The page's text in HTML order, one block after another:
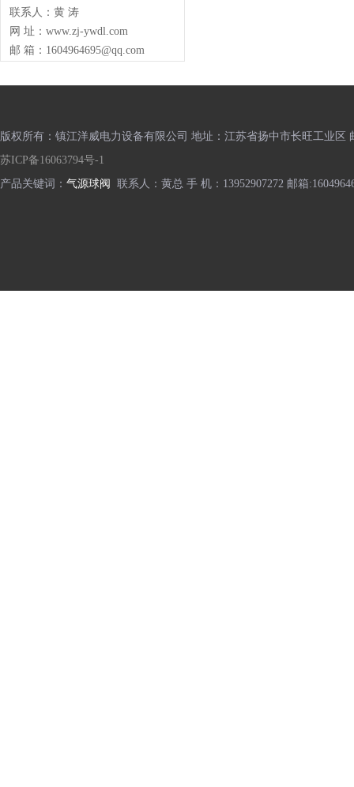
联系人：黄 涛
网 址：www.zj-ywdl.com
邮 箱：1604964695@qq.com
版权所有：镇江洋威电力设备有限公司 地址：江苏省扬中市长旺工业区
苏ICP备16063794号-1
产品关键词： 气源球阀 联系人：黄总 手 机：13952907272 邮箱